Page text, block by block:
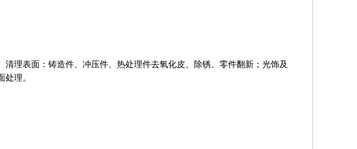
理表面：铸造件、冲压件、热处理件去氧化皮、除锈、零件翻新；光饰及
理。